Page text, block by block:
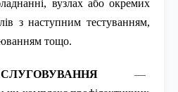
вузлах або окремих
з наступним тестуванням,
тощо.
—